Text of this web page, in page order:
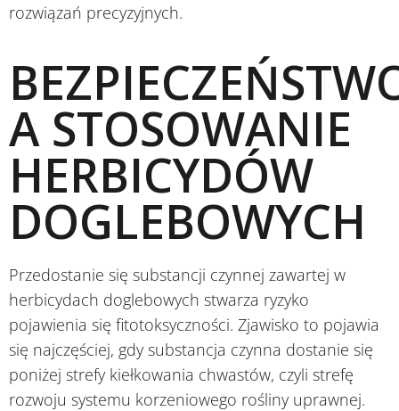
rozwiązań precyzyjnych.
A STOSOWANIE
HERBICYDÓW
DOGLEBOWYCH
Przedostanie się substancji czynnej zawartej w
herbicydach doglebowych stwarza ryzyko
pojawienia się fitotoksyczności. Zjawisko to pojawia
się najczęściej, gdy substancja czynna dostanie się
poniżej strefy kiełkowania chwastów, czyli strefę
rozwoju systemu korzeniowego rośliny uprawnej.